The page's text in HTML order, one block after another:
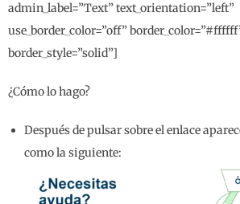
admin_label=”Text” text_orientation=”left”
use_border_color=”off”
border_style=”solid”]
¿Cómo lo hago?
Después de pulsar sobre el enlace
como la siguiente: